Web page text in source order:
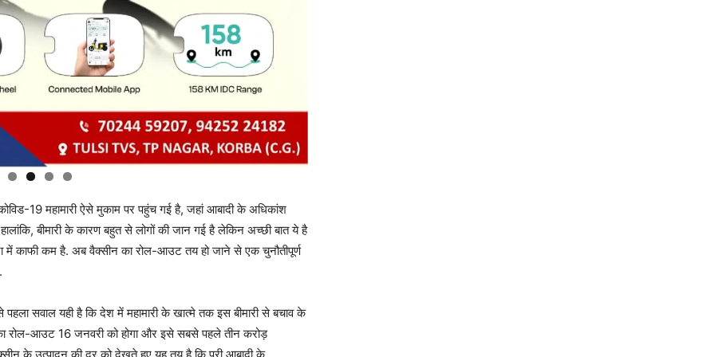
19 महामारी ऐसे मुकाम पर पहुंच गई है, जहां आबादी के अधिकांश
बीमारी के कारण बहुत से लोगों की जान गई है लेकिन अच्छी बात ये है
काफी कम है. अब वैक्सीन का रोल-आउट तय हो जाने से एक चुनौतीपूर्ण
सवाल यही है कि देश में महामारी के खात्मे तक इस बीमारी से बचाव के
रोल-आउट 16 जनवरी को होगा और इसे सबसे पहले तीन करोड़